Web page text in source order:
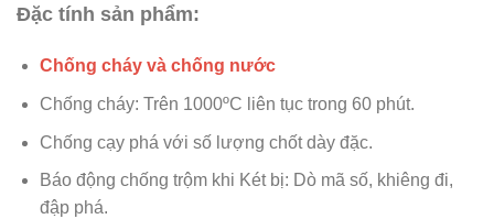
Đặc tính sản phẩm:
Chống cháy và chống nước
Chống cháy: Trên 1000ºC liên tục trong 60 phút.
Chống cạy phá với số lượng chốt dày đặc.
Báo động chống trộm khi Két bị: Dò mã số, khiêng đi,
đập phá.